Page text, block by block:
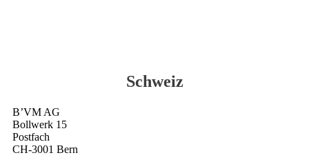
Schweiz
B’VM AG
Bollwerk 15
Postfach
CH-3001 Bern